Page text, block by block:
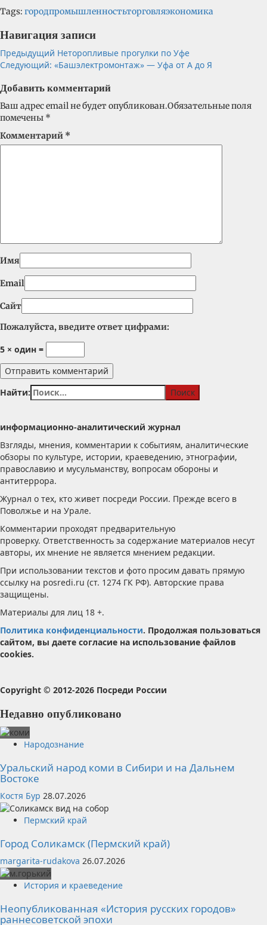
Tags: городпромышленностьторговляэкономика
Навигация записи
Предыдущий Неторопливые прогулки по Уфе
Следующий: «Башэлектромонтаж» — Уфа от А до Я
Добавить комментарий
Ваш адрес email не будет опубликован.Обязательные поля
помечены *
Комментарий *
Имя
Email
Сайт
Пожалуйста, введите ответ цифрами:
5 × один =
Найти:
информационно-аналитический журнал
Взгляды, мнения, комментарии к событиям, аналитические
обзоры по культуре, истории, краеведению, этнографии,
православию и мусульманству, вопросам обороны и
антитеррора.
Журнал о тех, кто живет посреди России. Прежде всего в
Поволжье и на Урале.
Комментарии проходят предварительную
проверку. Ответственность за содержание материалов несут
авторы, их мнение не является мнением редакции.
При использовании текстов и фото просим давать прямую
ссылку на posredi.ru (ст. 1274 ГК РФ). Авторские права
защищены.
Материалы для лиц 18 +.
Политика конфиденциальности. Продолжая пользоваться
сайтом, вы даете согласие на использование файлов
cookies.
Copyright © 2012-2026 Посреди России
Недавно опубликовано
Народознание
Уральский народ коми в Сибири и на Дальнем
Востоке
Костя Бур 28.07.2026
Пермский край
Город Соликамск (Пермский край)
margarita-rudakova 26.07.2026
История и краеведение
Неопубликованная «История русских городов»
раннесоветской эпохи